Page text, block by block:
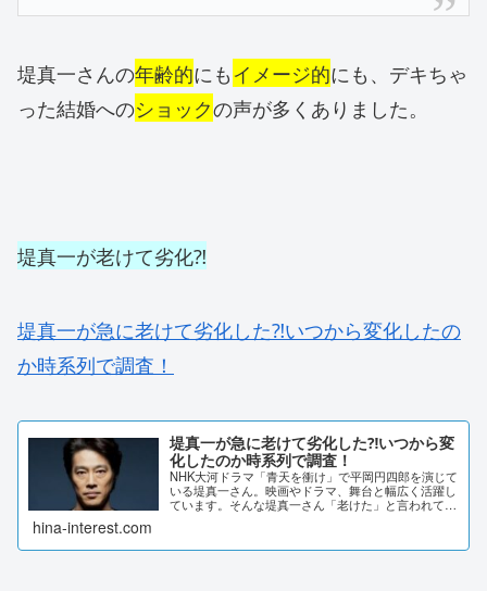
堤真一さんの年齢的にもイメージ的にも、デキちゃ
った結婚へのショックの声が多くありました。
堤真一が老けて劣化⁈
堤真一が急に老けて劣化した⁈いつから変化したの
か時系列で調査！
堤真一が急に老けて劣化した⁈いつから変
化したのか時系列で調査！
NHK大河ドラマ「青天を衝け」で平岡円四郎を演じて
いる堤真一さん。映画やドラマ、舞台と幅広く活躍し
ています。そんな堤真一さん「老けた」と言われてい
hina-interest.com